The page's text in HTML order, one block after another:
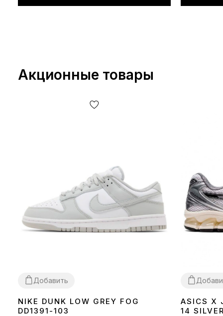
Акционные товары
Добавить
3637 383940 4142 43 44 45
NIKE DUNK LOW GREY FOG
DD1391-103
36 373839
ASICS X
14